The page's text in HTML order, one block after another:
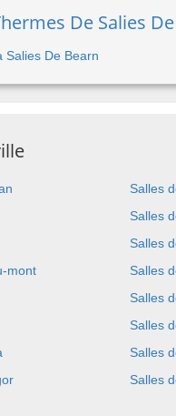
De Salies
Salies De Bearn
Salles
Salles
Salles
mont
Salles
Salles
Salles
Salles
Salles